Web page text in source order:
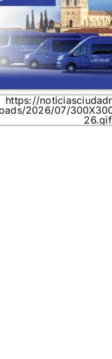
https://
2026/07/
26.gif